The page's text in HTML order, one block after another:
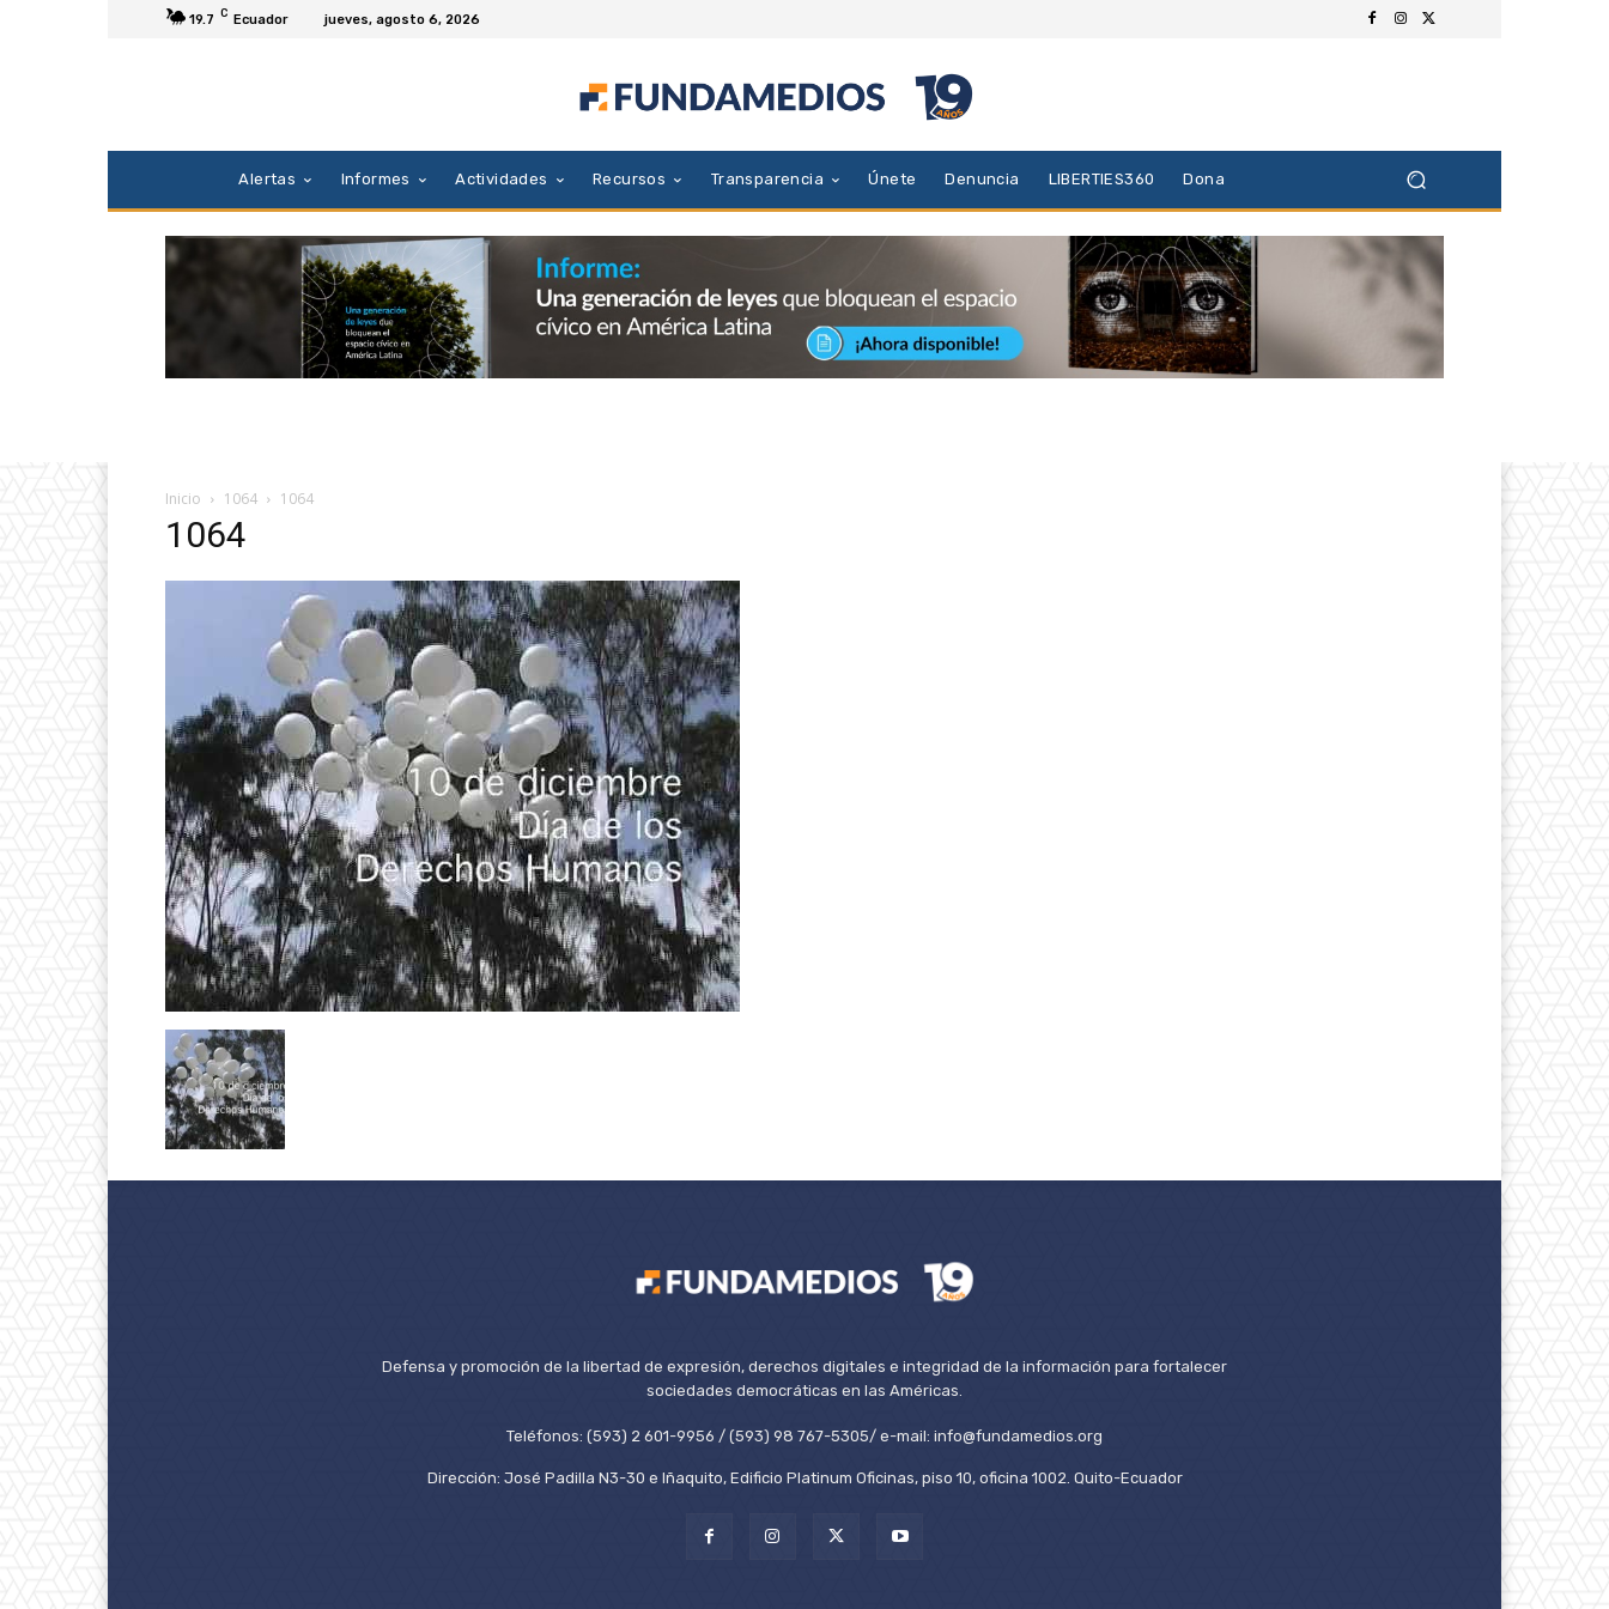
19.7 C Ecuador jueves, agosto 6, 2026
Alertas Informes Actividades Recursos Transparencia Únete Denuncia LIBERTIES360 Dona
Inicio 1064 1064
1064
Defensa y promoción de la libertad de expresión, derechos digitales e integridad de la información para fortalecer
sociedades democráticas en las Américas.
Teléfonos: (593) 2 601-9956 / (593) 98 767-5305/ e-mail: info@fundamedios.org
Dirección: José Padilla N3-30 e Iñaquito, Edificio Platinum Oficinas, piso 10, oficina 1002. Quito-Ecuador